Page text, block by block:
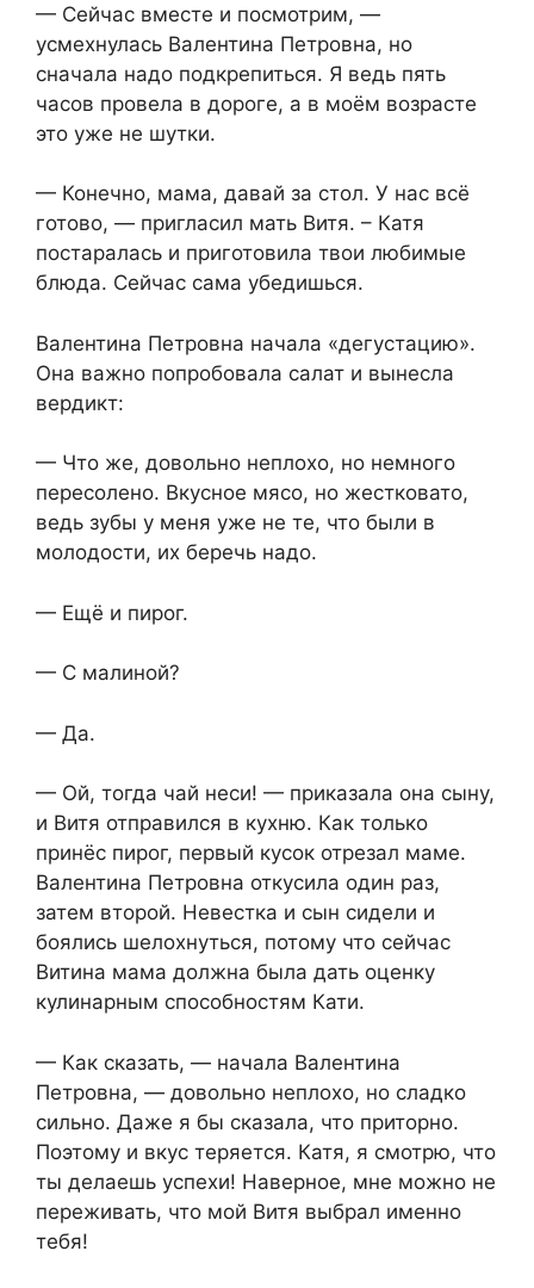
— Сейчас вместе и посмотрим, —
усмехнулась Валентина Петровна, но
сначала надо подкрепиться. Я ведь пять
часов провела в дороге, а в моём возрасте
это уже не шутки.
— Конечно, мама, давай за стол. У нас всё
готово, — пригласил мать Витя. – Катя
постаралась и приготовила твои любимые
блюда. Сейчас сама убедишься.
Валентина Петровна начала «дегустацию».
Она важно попробовала салат и вынесла
вердикт:
— Что же, довольно неплохо, но немного
пересолено. Вкусное мясо, но жестковато,
ведь зубы у меня уже не те, что были в
молодости, их беречь надо.
— Ещё и пирог.
— С малиной?
— Да.
— Ой, тогда чай неси! — приказала она сыну,
и Витя отправился в кухню. Как только
принёс пирог, первый кусок отрезал маме.
Валентина Петровна откусила один раз,
затем второй. Невестка и сын сидели и
боялись шелохнуться, потому что сейчас
Витина мама должна была дать оценку
кулинарным способностям Кати.
— Как сказать, — начала Валентина
Петровна, — довольно неплохо, но сладко
сильно. Даже я бы сказала, что приторно.
Поэтому и вкус теряется. Катя, я смотрю, что
ты делаешь успехи! Наверное, мне можно не
переживать, что мой Витя выбрал именно
тебя!